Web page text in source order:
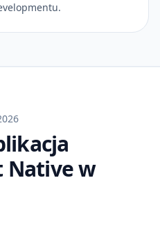
Native w